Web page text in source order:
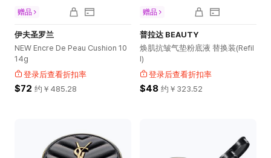
伊夫圣罗兰
NEW Encre De Peau Cushion 10
14g
登录后查看折扣率
$72 约￥ 485.28
赠品
普拉达 BEAUTY
焕肌抗皱气垫粉底液 替换装(Refil
l)
登录后查看折扣率
$48 约￥ 323.52
赠品